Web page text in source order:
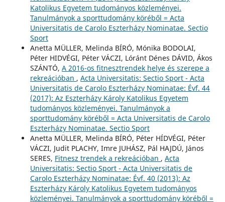
Katolikus Egyetem tudományos közleményei.
Tanulmányok a sporttudomány köréből = Acta
Universitatis de Carolo Eszterházy Nominatae. Sectio
Sport
Anetta MÜLLER, Melinda BÍRÓ, Mónika BODOLAI,
Péter HIDVÉGI, Péter VÁCZI, Lóránt Dénes DÁVID, Ákos
SZÁNTÓ, A 2016-os fitnesztrendek helye és szerepe a
rekreációban , Acta Universitatis: Sectio Sport - Acta
Universitatis de Carolo Eszterházy Nominatae: Évf. 44
(2017): Az Eszterházy Károly Katolikus Egyetem
tudományos közleményei. Tanulmányok a
sporttudomány köréből = Acta Universitatis de Carolo
Eszterházy Nominatae. Sectio Sport
Anetta MÜLLER, Melinda BÍRÓ, Péter HÍDVÉGI, Péter
VÁCZI, Judit PLACHY, Imre JUHÁSZ, Pál HAJDÚ, János
SERES, Fitnesz trendek a rekreációban , Acta
Universitatis: Sectio Sport - Acta Universitatis de
Carolo Eszterházy Nominatae: Évf. 40 (2013): Az
Eszterházy Károly Katolikus Egyetem tudományos
közleményei. Tanulmányok a sporttudomány köréből =